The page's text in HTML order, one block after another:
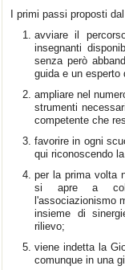
I primi passi proposti
avviare il
insegnanti
senza però
guida e un esperto
ampliare nel
strumenti
competente che
favorire in ogni
qui riconoscendo
per la prima volta
si apre a
l'associazionismo
insieme di
rilievo;
viene indetta la
comunque in una